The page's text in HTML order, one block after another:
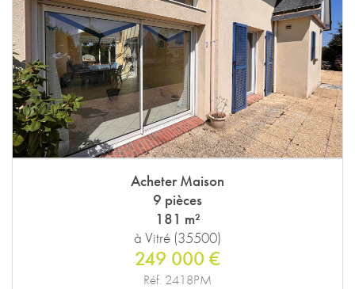
Acheter Maison
9 pièces
181 m²
à Vitré (35500)
249 000 €
Réf. 2418PM